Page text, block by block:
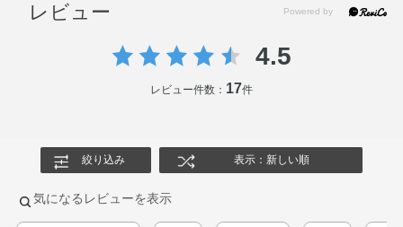
レビュー
4.5
レビュー件数： 17件
絞り込み 表示：新しい順
気になるレビューを表示